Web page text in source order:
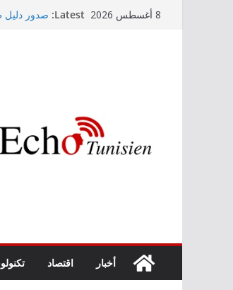
8 أغسطس 2026 Latest: صدور دليل
وزير
وزارة
أخبار اقتصاد